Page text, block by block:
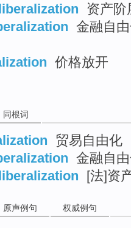
资产阶
金融自
价格放开
同根词
贸易自由化
金融自
[法]资
原声例句 权威例句